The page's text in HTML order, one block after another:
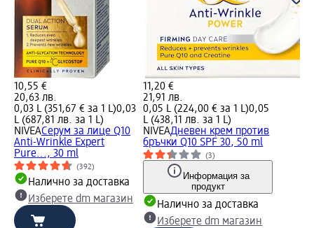
10,55 €
20,63 лв.
0,03 L (351,67 € за 1 L)0,03
L (687,81 лв. за 1 L)
NIVEAСерум за лице Q10
Anti-Wrinkle Expert
Pure..., 30 ml
(392)
Налично за доставка
Изберете dm магазин
11,20 €
21,91 лв.
0,05 L (224,00 € за 1 L)0,05
L (438,11 лв. за 1 L)
NIVEAДневен крем против
бръчки Q10 SPF 30, 50 ml
(3)
Информация за
продукт
Налично за доставка
Изберете dm магазин